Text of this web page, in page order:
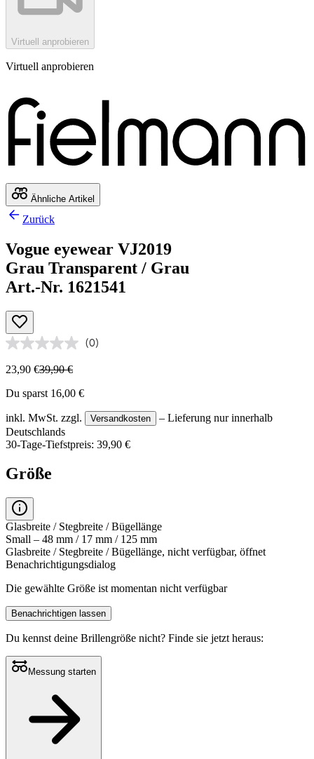
Virtuell anprobieren
Virtuell anprobieren
Ähnliche Artikel
Zurück
Vogue eyewear VJ2019
Grau Transparent / Grau
Art.-Nr. 1621541
(0)
23,90 €39,90 €
Du sparst 16,00 €
inkl. MwSt. zzgl. Versandkosten
– Lieferung nur innerhalb
Deutschlands
30-Tage-Tiefstpreis: 39,90 €
Größe
Glasbreite / Stegbreite / Bügellänge
Small – 48 mm / 17 mm / 125 mm
Glasbreite / Stegbreite / Bügellänge, nicht verfügbar, öffnet
Benachrichtigungsdialog
Die gewählte Größe ist momentan nicht verfügbar
Benachrichtigen lassen
Du kennst deine Brillengröße nicht? Finde sie jetzt heraus:
Messung starten